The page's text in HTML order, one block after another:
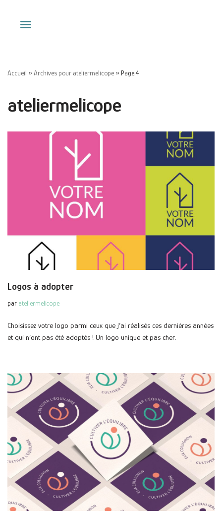
Accueil »Archives pour ateliermelicope » Page 4
ateliermelicope
Logos à adopter
par ateliermelicope
Choisissez votre logo parmi ceux que j’ai réalisés ces dernières années
et qui n’ont pas été adoptés ! Un logo unique et pas cher.